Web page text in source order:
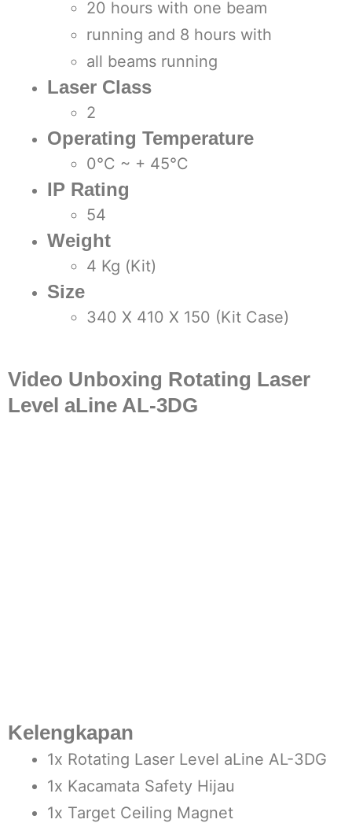
20 hours with one beam
running and 8 hours with
all beams running
Laser Class
2
Operating Temperature
0°C ~ + 45°C
IP Rating
54
Weight
4 Kg (Kit)
Size
340 X 410 X 150 (Kit Case)
Video Unboxing Rotating Laser
Level aLine AL-3DG
Kelengkapan
1x Rotating Laser Level aLine AL-3DG
1x Kacamata Safety Hijau
1x Target Ceiling Magnet